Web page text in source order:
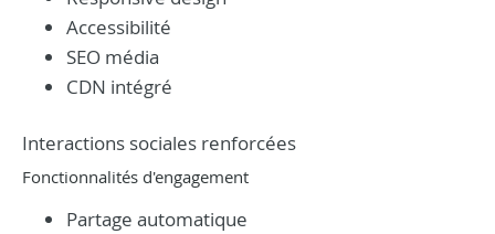
Accessibilité
SEO média
CDN intégré
Interactions sociales renforcées
Fonctionnalités d'engagement
Partage automatique